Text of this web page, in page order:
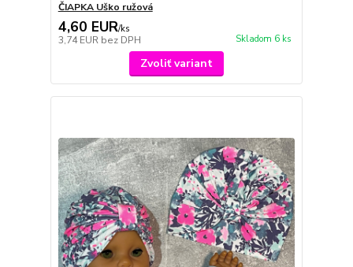
ČIAPKA Uško ružová
4,60 EUR/ks
3,74 EUR bez DPH Skladom 6 ks
Zvoliť variant